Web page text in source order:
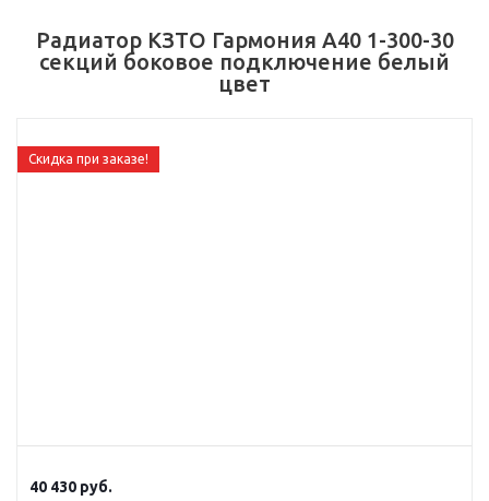
Радиатор КЗТО Гармония А40 1-300-30
секций боковое подключение белый
цвет
Скидка при заказе!
40 430 руб.